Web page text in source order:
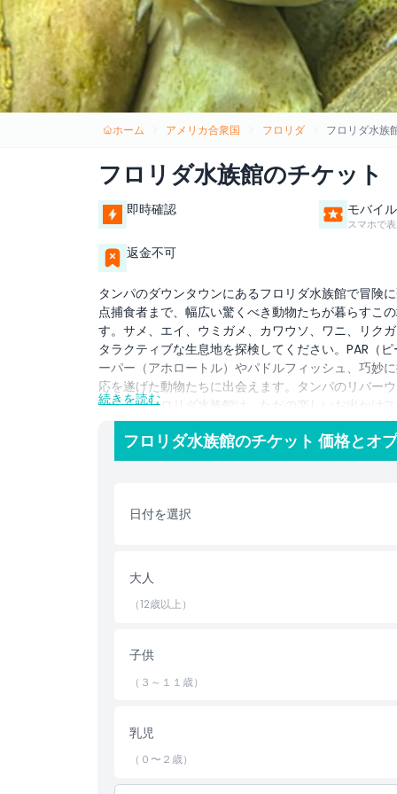
ホーム アメリカ合衆国 フロリダ フロリダ水族
フロリダ水族館のチケット
即時確認 モバイ
スマホで
返金不可
タンパのダウンタウンにあるフロリダ水族館で冒険
点捕食者まで、幅広い驚くべき動物たちが暮らすこ
す。サメ、エイ、ウミガメ、カワウソ、ワニ、リク
タラクティブな生息地を探検してください。PAR（
ーパー（アホロートル）やパドルフィッシュ、巧妙
応を遂げた動物たちに出会えます。タンパのリバー
位置するフロリダ水族館は、ただの楽しいお出かけ
非営利団体です。家族連れ、動物愛好家、あらゆ
教育、保全、そして忘れられない体験を一か所で
水の中にあるのかを体験してください！
ハイライト
含まれるもの
続きを読む
フロリダ水族館のチケット 価格とオ
日付を選択
大人
（12歳以上）
子供
（３～１１歳）
乳児
（０〜２歳）